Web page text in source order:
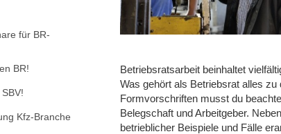
für BR-
BR!
Kfz-Branche
Betriebsratsarbeit beinhaltet
Was gehört als Betriebsrat alles
Formvorschriften musst du
Belegschaft und Arbeitgeber.
betrieblicher Beispiele und Fälle